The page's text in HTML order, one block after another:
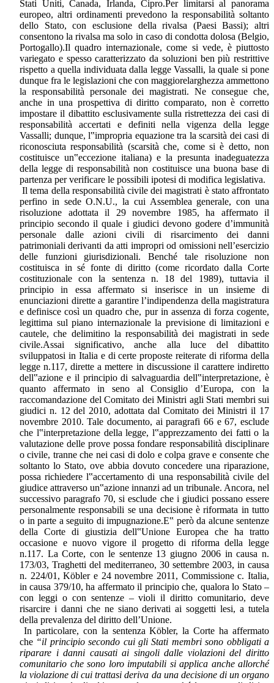
Stati Uniti, Canada, Irlanda, Cipro.Per limitarsi al panorama
europeo, altri ordinamenti prevedono la responsabilità soltanto
dello Stato, con esclusione della rivalsa (Paesi Bassi); altri
consentono la rivalsa ma solo in caso di condotta dolosa (Belgio,
Portogallo).Il quadro internazionale, come si vede, è piuttosto
variegato e spesso caratterizzato da soluzioni ben più restrittive
rispetto a quella individuata dalla legge Vassalli, la quale si pone
dunque fra le legislazioni che con maggiorelarghezza ammettono
la responsabilità personale dei magistrati. Ne consegue che,
anche in una prospettiva di diritto comparato, non è corretto
impostare il dibattito esclusivamente sulla ristrettezza dei casi di
responsabilità accertati e definiti nella vigenza della legge
Vassalli; dunque, l‟impropria equazione tra la scarsità dei casi di
riconosciuta responsabilità (scarsità che, come si è detto, non
costituisce un‟eccezione italiana) e la presunta inadeguatezza
della legge di responsabilità non costituisce una buona base di
partenza per verificare le possibili ipotesi di modifica legislativa.
Il tema della responsabilità civile dei magistrati è stato affrontato
perfino in sede O.N.U., la cui Assemblea generale, con una
risoluzione adottata il 29 novembre 1985, ha affermato il
principio secondo il quale i giudici devono godere d’immunità
personale dalle azioni civili di risarcimento dei danni
patrimoniali derivanti da atti impropri od omissioni nell’esercizio
delle funzioni giurisdizionali. Benché tale risoluzione non
costituisca in sé fonte di diritto (come ricordato dalla Corte
costituzionale con la sentenza n. 18 del 1989), tuttavia il
principio in essa affermato si inserisce in un insieme di
enunciazioni dirette a garantire l’indipendenza della magistratura
e definisce così un quadro che, pur in assenza di forza cogente,
legittima sul piano internazionale la previsione di limitazioni e
cautele, che delimitino la responsabilità dei magistrati in sede
civile.Assai significativo, anche alla luce del dibattito
sviluppatosi in Italia e di certe proposte reiterate di riforma della
legge n.117, dirette a mettere in discussione il carattere indiretto
dell‟azione e il principio di salvaguardia dell‟interpretazione, è
quanto affermato in seno al Consiglio d’Europa, con la
raccomandazione del Comitato dei Ministri agli Stati membri sui
giudici n. 12 del 2010, adottata dal Comitato dei Ministri il 17
novembre 2010. Tale documento, ai paragrafi 66 e 67, esclude
che l‟interpretazione della legge, l‟apprezzamento dei fatti o la
valutazione delle prove possa fondare responsabilità disciplinare
o civile, tranne che nei casi di dolo e colpa grave e consente che
soltanto lo Stato, ove abbia dovuto concedere una riparazione,
possa richiedere l‟accertamento di una responsabilità civile del
giudice attraverso un‟azione innanzi ad un tribunale. Ancora, nel
successivo paragrafo 70, si esclude che i giudici possano essere
personalmente responsabili se una decisione è riformata in tutto
o in parte a seguito di impugnazione.E‟ però da alcune sentenze
della Corte di giustizia dell‟Unione Europea che ha tratto
occasione e nuovo vigore il progetto di riforma della legge
n.117. La Corte, con le sentenze 13 giugno 2006 in causa n.
173/03, Traghetti del mediterraneo, 30 settembre 2003, in causa
n. 224/01, Köbler e 24 novembre 2011, Commissione c. Italia,
in causa 379/10, ha affermato il principio che, qualora lo Stato –
con leggi o con sentenze – violi il diritto comunitario, deve
risarcire i danni che ne siano derivati ai soggetti lesi, a tutela
della prevalenza del diritto dell’Unione.
In particolare, con la sentenza Köbler, la Corte ha affermato
che “il principio secondo cui gli Stati membri sono obbligati a
riparare i danni causati ai singoli dalle violazioni del diritto
comunitario che sono loro imputabili si applica anche allorché
la violazione di cui trattasi deriva da una decisione di un organo